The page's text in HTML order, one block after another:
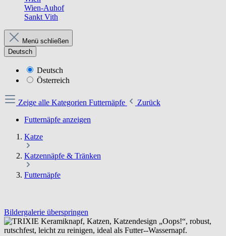
Wien-Auhof
Sankt Vith
Menü schließen
Deutsch
Deutsch
Österreich
Zeige alle Kategorien Futternäpfe
Zurück
Futternäpfe anzeigen
Katze
Katzennäpfe & Tränken
Futternäpfe
Bildergalerie überspringen